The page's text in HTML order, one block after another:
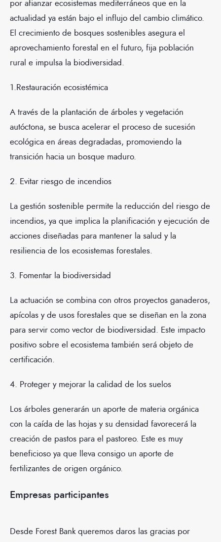
por afianzar ecosistemas mediterráneos que en la
actualidad ya están bajo el influjo del cambio climático.
El crecimiento de bosques sostenibles asegura el
aprovechamiento forestal en el futuro, fija población
rural e impulsa la biodiversidad.
1.Restauración ecosistémica
A través de la plantación de árboles y vegetación
autóctona, se busca acelerar el proceso de sucesión
ecológica en áreas degradadas, promoviendo la
transición hacia un bosque maduro.
2. Evitar riesgo de incendios
La gestión sostenible permite la reducción del riesgo de
incendios, ya que implica la planificación y ejecución de
acciones diseñadas para mantener la salud y la
resiliencia de los ecosistemas forestales.
3. Fomentar la biodiversidad
La actuación se combina con otros proyectos ganaderos,
apícolas y de usos forestales que se diseñan en la zona
para servir como vector de biodiversidad. Este impacto
positivo sobre el ecosistema también será objeto de
certificación.
4. Proteger y mejorar la calidad de los suelos
Los árboles generarán un aporte de materia orgánica
con la caída de las hojas y su densidad favorecerá la
creación de pastos para el pastoreo. Este es muy
beneficioso ya que lleva consigo un aporte de
fertilizantes de origen orgánico.
Empresas participantes
Desde Forest Bank queremos daros las gracias por